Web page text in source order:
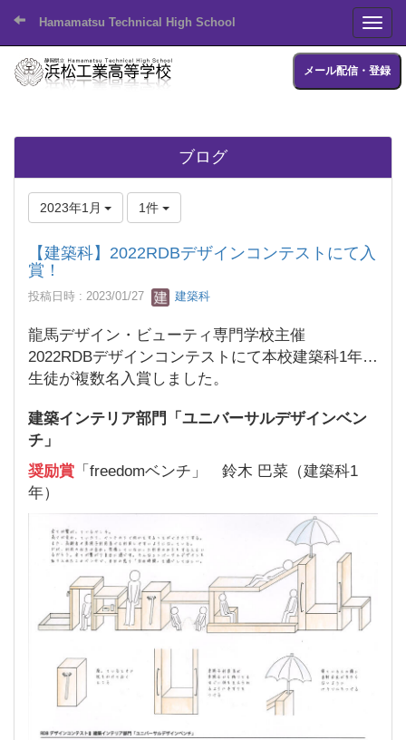
Hamamatsu Technical High School
メール配信・登録
ブログ
2023年1月 1件
【建築科】2022RDBデザインコンテストにて入
賞！
投稿日時 : 2023/01/27 建築科
龍馬デザイン・ビューティ専門学校主催
2022RDBデザインコンテストにて本校建築科1年の
生徒が複数名入賞しました。
建築インテリア部門「ユニバーサルデザインベン
チ」
奨励賞 「freedomベンチ」 鈴木 巴菜（建築科1
年）